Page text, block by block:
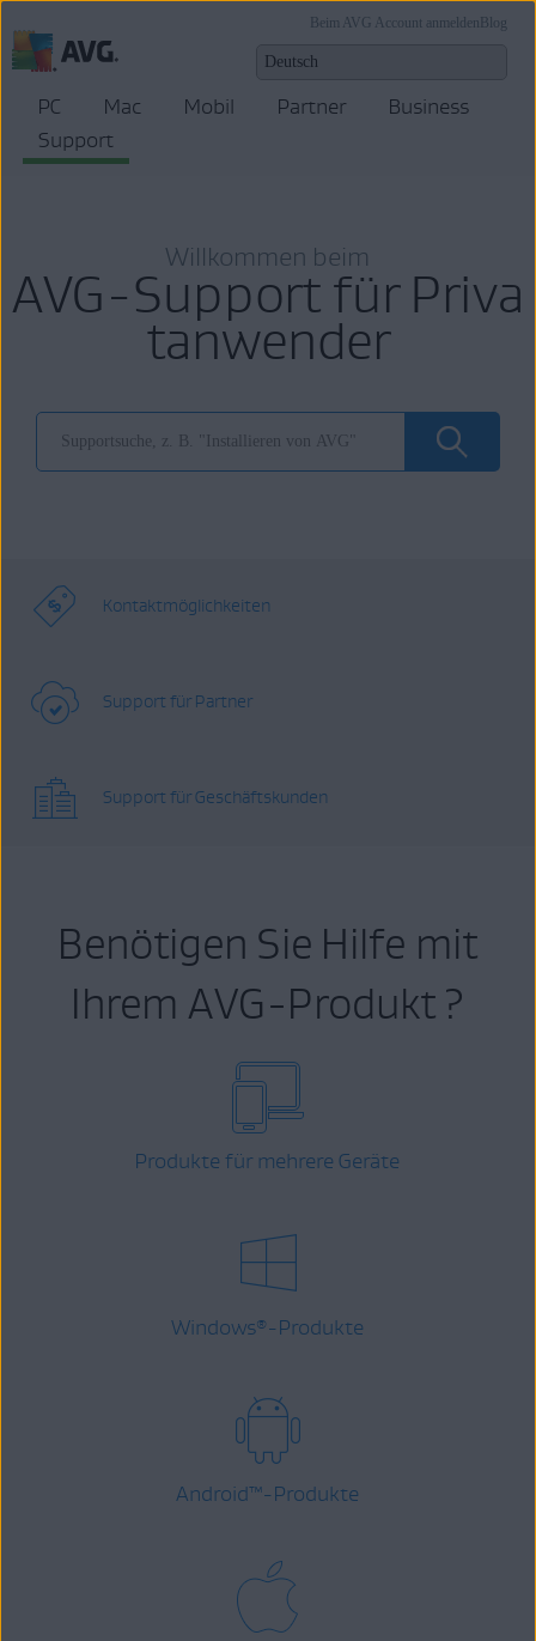
Blog
Beim AVG Account anmelden
PC Mac Mobil Partner
Business
Support
Willkommen beim
AVG-Support für Priva
tanwender
Kontaktmöglichkeiten
Support für Partner
Support für Geschäftskunden
Benötigen Sie Hilfe mit
Ihrem AVG-Produkt ?
Produkte für mehrere Geräte
Windows® -Produkte
Android™-Produkte